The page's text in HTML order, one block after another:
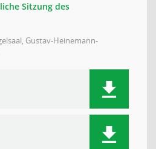
Sitzung des
Gustav-Heinemann-